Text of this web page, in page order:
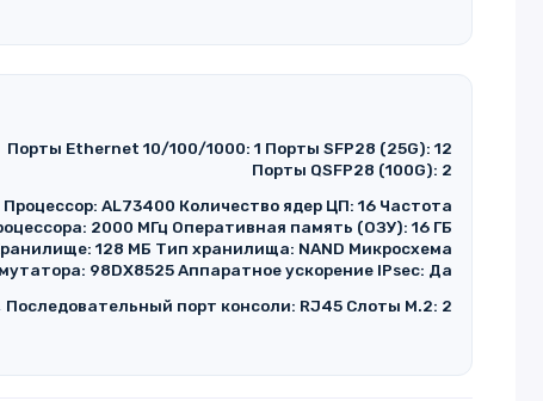
Порты Ethernet 10/100/1000: 1 Порты SFP28 (25G): 12
Порты QSFP28 (100G): 2
Процессор: AL73400 Количество ядер ЦП: 16 Частота
2000 МГц Оперативная память (ОЗУ): 16 ГБ
128 МБ Тип хранилища: NAND Микросхема
98DX8525 Аппаратное ускорение IPsec: Да
Последовательный порт консоли: RJ45 Слоты M.2: 2